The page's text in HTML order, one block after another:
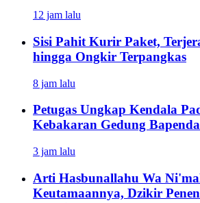
12 jam lalu
Sisi Pahit Kurir Paket,
hingga Ongkir Terpangkas
8 jam lalu
Petugas Ungkap Kendala
Kebakaran Gedung
3 jam lalu
Arti Hasbunallahu Wa
Keutamaannya, Dzikir